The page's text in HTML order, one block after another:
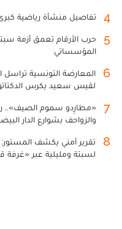
4 تفاصيل منشأة رياضية كبرى
5
حرب الأرقام تعمق أزمة
المؤسساتي
6
المعارضة التونسية تراسل
لقيس سعيد يكرس
7
«مطارِدو سموم الصيف»..
والزواحف بشوارع الدار
8
تقرير أمني يكشف المستور:
لسبتة ومليلية عبر «غرفة